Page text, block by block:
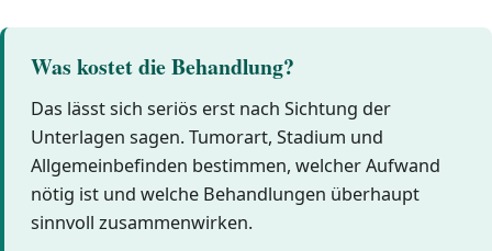
Was kostet die Behandlung?
Das lässt sich seriös erst nach Sichtung der
Unterlagen sagen. Tumorart, Stadium und
Allgemeinbefinden bestimmen, welcher Aufwand
nötig ist und welche Behandlungen überhaupt
sinnvoll zusammenwirken.